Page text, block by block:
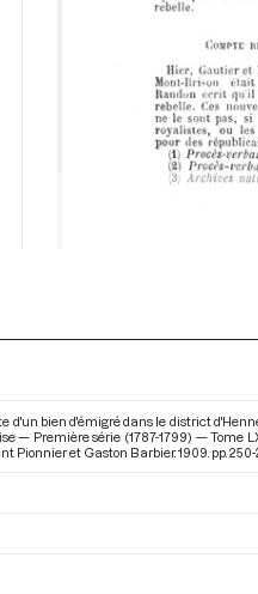
d'un bien d'émigré dans le district
— Première série (1787-1799) — Tome
Pionnier et Gaston Barbier. 1909. pp. 250-